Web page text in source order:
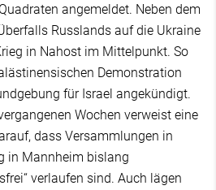
angemeldet. Neben dem
Russlands auf die Ukraine
in Nahost im Mittelpunkt. So
Demonstration
für Israel angekündigt.
Wochen verweist eine
dass Versammlungen in
in Mannheim bislang
verlaufen sind. Auch lägen